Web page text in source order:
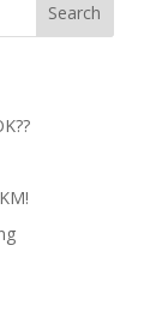
Search